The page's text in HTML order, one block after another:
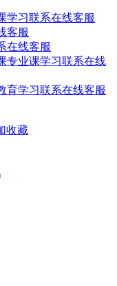
学习联系在线客服
客服
在线客服
专业课学习联系在线
育学习联系在线客服
收藏